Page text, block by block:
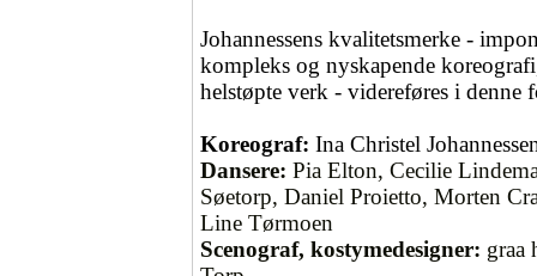
Johannessens kvalitetsmerke -
kompleks og nyskapende
helstøpte verk - videreføres i denne
Koreograf: Ina Christel
Dansere: Pia Elton, Cecilie
Søetorp, Daniel Proietto, Morten
Line Tørmoen
Scenograf, kostymedesigner: graa